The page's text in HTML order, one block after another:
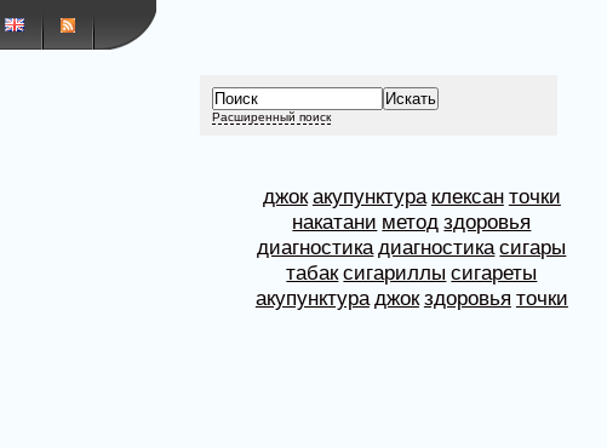
Расширенный поиск
джок акупунктура клексан точки
накатани метод здоровья
диагностика диагностика сигары
табак сигариллы сигареты
акупунктура джок здоровья точки